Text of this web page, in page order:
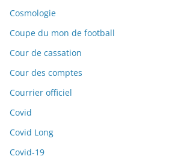
Cosmologie
Coupe du mon de football
Cour de cassation
Cour des comptes
Courrier officiel
Covid
Covid Long
Covid-19